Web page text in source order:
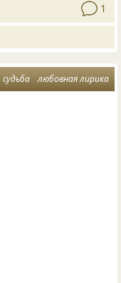
1
судьба любовная лирика